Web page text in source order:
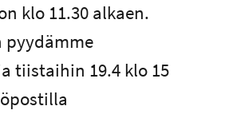
klo 11.30 alkaen.
pyydämme
tiistaihin 19.4 klo 15